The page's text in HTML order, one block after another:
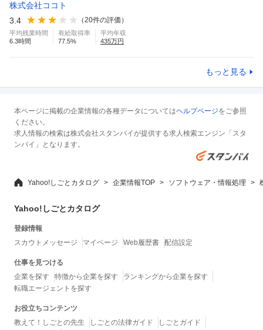
株式会社ココト
3.4
（20件の評価）
平均残業時間
6.3時間
有給取得率
77.5%
平均年収
435万円
もっと見る
本ページに掲載の企業情報の各種データについてはヘルプページをご参照
ください。
求人情報の検索は株式会社スタンバイが提供する求人検索エンジン「スタ
ンバイ」となります。
Yahoo!しごとカタログ 企業情報TOP ソフトウェア・情報処理
Yahoo!しごとカタログ
登録情報
スカウトメッセージ
マイページ Web履歴書 配信設定
仕事を見つける
企業を探す
特徴から企業を探す
ランキングから企業を探す
転職エージェントを探す
お役立ちコンテンツ
教えて！しごとの先生
しごとの法律ガイド しごとガイド